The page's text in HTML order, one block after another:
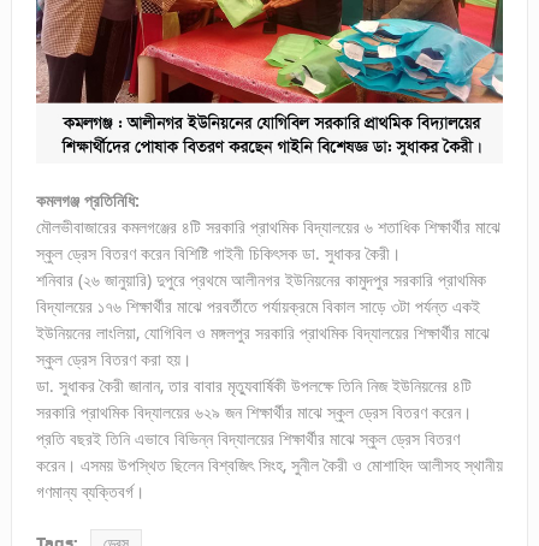
কমলগঞ্জ প্রতিনিধি:
মৌলভীবাজারের কমলগঞ্জের ৪টি সরকারি প্রাথমিক বিদ্যালয়ের ৬ শতাধিক শিক্ষার্থীর মাঝে
স্কুল ড্রেস বিতরণ করেন বিশিষ্টি গাইনী চিকিৎসক ডা. সুধাকর কৈরী।
শনিবার (২৬ জানুয়ারি) দুপুরে প্রথমে আলীনগর ইউনিয়নের কামুদপুর সরকারি প্রাথমিক
বিদ্যালয়ের ১৭৬ শিক্ষার্থীর মাঝে পরবর্তীতে পর্যায়ক্রমে বিকাল সাড়ে ৩টা পর্যন্ত একই
ইউনিয়নের লাংলিয়া, যোগিবিল ও মঙ্গলপুর সরকারি প্রাথমিক বিদ্যালয়ের শিক্ষার্থীর মাঝে
স্কুল ড্রেস বিতরণ করা হয়।
ডা. সুধাকর কৈরী জানান, তার বাবার মৃত্যুবার্ষিকী উপলক্ষে তিনি নিজ ইউনিয়নের ৪টি
সরকারি প্রাথমিক বিদ্যালয়ের ৬২৯ জন শিক্ষার্থীর মাঝে স্কুল ড্রেস বিতরণ করেন।
প্রতি বছরই তিনি এভাবে বিভিন্ন বিদ্যালয়ের শিক্ষার্থীর মাঝে স্কুল ড্রেস বিতরণ
করেন। এসময় উপস্থিত ছিলেন বিশ্বজিৎ সিংহ, সুনীল কৈরী ও মোশাহিদ আলীসহ স্থানীয়
গণমান্য ব্যক্তিবর্গ।